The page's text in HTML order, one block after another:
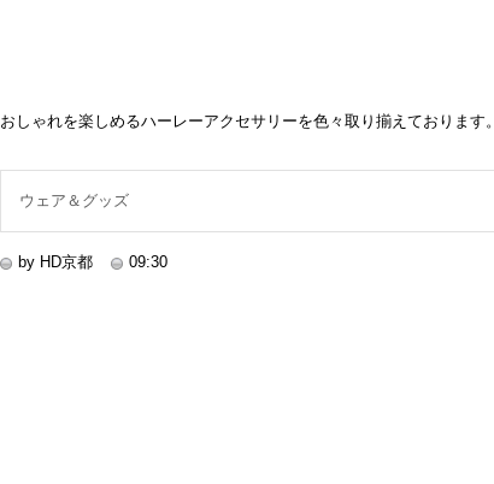
おしゃれを楽しめるハーレーアクセサリーを色々取り揃えております。
ウェア＆グッズ
by HD京都 09:30